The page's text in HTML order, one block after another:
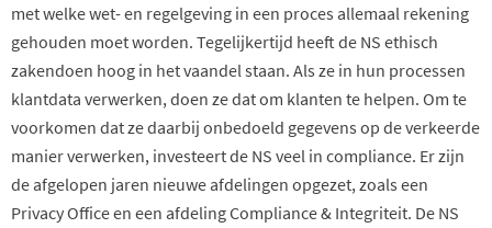
met welke wet- en regelgeving in een proces allemaal rekening
gehouden moet worden. Tegelijkertijd heeft de NS ethisch
zakendoen hoog in het vaandel staan. Als ze in hun processen
klantdata verwerken, doen ze dat om klanten te helpen. Om te
voorkomen dat ze daarbij onbedoeld gegevens op de verkeerde
manier verwerken, investeert de NS veel in compliance. Er zijn
de afgelopen jaren nieuwe afdelingen opgezet, zoals een
Privacy Office en een afdeling Compliance & Integriteit. De NS